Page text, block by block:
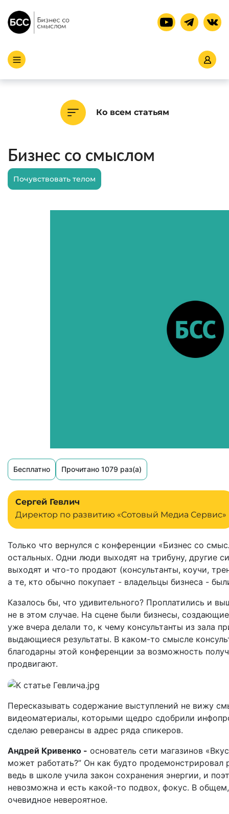
Ко всем статьям
Бизнес со смыслом
Почувствовать телом
Бесплатно Прочитано 1079 раз(а)
Сергей Гевлич
Директор по развитию «Сотовый Медиа Сервис»
Только что вернулся с конференции «Бизнес со
остальных. Одни люди выходят на трибуну, другие
выходят и что-то продают (консультанты, коучи,
а те, кто обычно покупает - владельцы бизнеса -
Казалось бы, что удивительного? Проплатились и
не в этом случае. На сцене были бизнесы,
уже вчера делали то, к чему консультанты из зала
выдающиеся результаты. В каком-то смысле
благодарны этой конференции за возможность
продвигают.
Пересказывать содержание выступлений не вижу
видеоматериалы, которыми щедро сдобрили
сделаю реверансы в адрес ряда спикеров.
Андрей Кривенко - основатель сети магазинов
может работать?” Он как будто
ведь в школе учила закон сохранения энергии, и
невозможна и есть какой-то подвох, фокус. В
очевидное невероятное.